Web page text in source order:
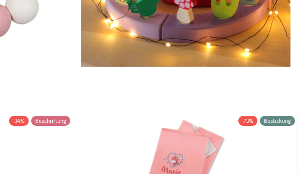
-34% Beschriftung -73% Bestickung